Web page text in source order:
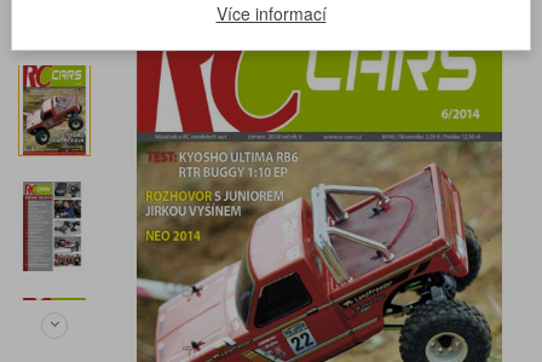
Více informací